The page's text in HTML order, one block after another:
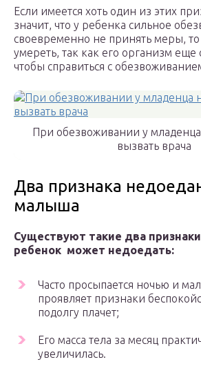
Если имеется хоть один из этих
значит, что у ребенка сильное
своевременно не принять меры,
умереть, так как его организм
чтобы справиться с
При обезвоживании у
вызвать врача
Два признака
малыша
Существуют такие два
ребенок может недоедать:
Часто просыпается ночью и
проявляет признаки
подолгу плачет;
Его масса тела за месяц
увеличилась.